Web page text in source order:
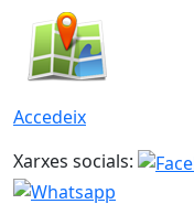
Accedeix
Xarxes socials: